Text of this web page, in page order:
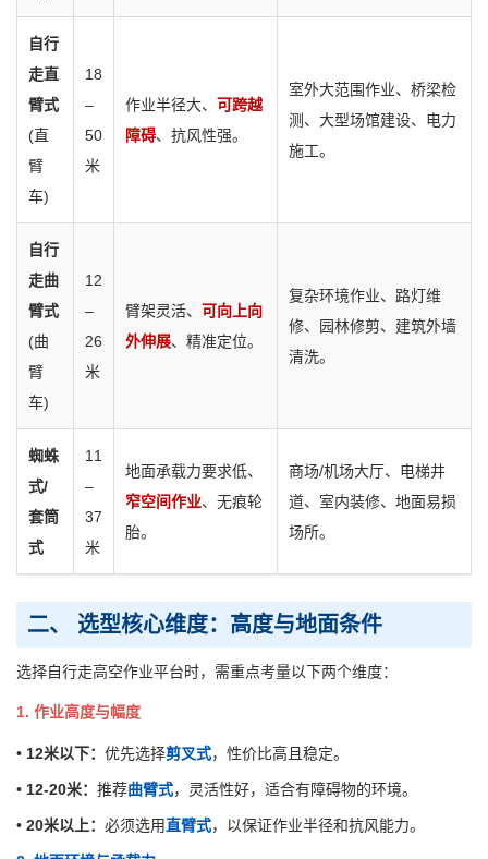
自行
走直
臂式
(直
臂
车)
18
–
50
米
作业半径大、 可跨越
障碍、抗风性强。
室外大范围作业、桥梁检
测、大型场馆建设、电力
施工。
自行
走曲
臂式
(曲
臂
车)
12
–
26
米
臂架灵活、 可向上向
外伸展、精准定位。
复杂环境作业、路灯维
修、园林修剪、建筑外墙
清洗。
蜘蛛
式/
套筒
式
11
–
37
米
地面承载力要求低、
窄空间作业、无痕轮
胎。
商场/机场大厅、电梯井
道、室内装修、地面易损
场所。
二、 选型核心维度：高度与地面条件
选择自行走高空作业平台时，需重点考量以下两个维度：
1. 作业高度与幅度
• 12米以下： 优先选择剪叉式，性价比高且稳定。
• 12-20米： 推荐曲臂式，灵活性好，适合有障碍物的环境。
• 20米以上： 必须选用直臂式，以保证作业半径和抗风能力。